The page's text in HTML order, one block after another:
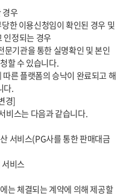
인정되는 경우
할 수 있습니다.
다.
경]